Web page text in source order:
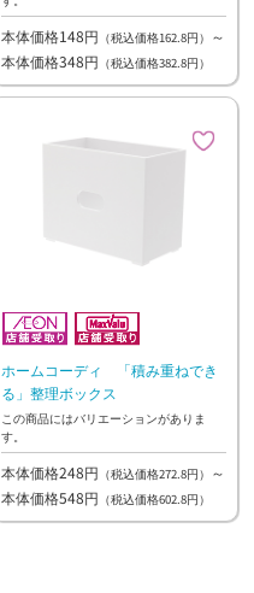
本体価格148円 （税込価格162.8円） ～
本体価格348円 （税込価格382.8円）
ホームコーディ 「積み重ねでき
る」整理ボックス
この商品にはバリエーションがありま
す。
本体価格248円 （税込価格272.8円） ～
本体価格548円 （税込価格602.8円）